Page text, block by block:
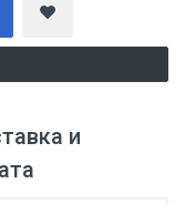
и